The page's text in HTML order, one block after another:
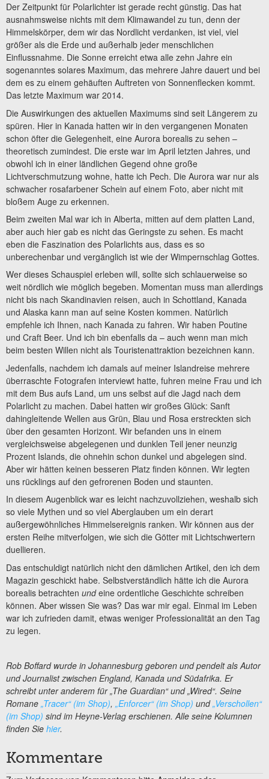
Der Zeitpunkt für Polarlichter ist gerade recht günstig. Das hat
ausnahmsweise nichts mit dem Klimawandel zu tun, denn der
Himmelskörper, dem wir das Nordlicht verdanken, ist viel, viel
größer als die Erde und außerhalb jeder menschlichen
Einflussnahme. Die Sonne erreicht etwa alle zehn Jahre ein
sogenanntes solares Maximum, das mehrere Jahre dauert und bei
dem es zu einem gehäuften Auftreten von Sonnenflecken kommt.
Das letzte Maximum war 2014.
Die Auswirkungen des aktuellen Maximums sind seit Längerem zu
spüren. Hier in Kanada hatten wir in den vergangenen Monaten
schon öfter die Gelegenheit, eine Aurora borealis zu sehen –
theoretisch zumindest. Die erste war im April letzten Jahres, und
obwohl ich in einer ländlichen Gegend ohne große
Lichtverschmutzung wohne, hatte ich Pech. Die Aurora war nur als
schwacher rosafarbener Schein auf einem Foto, aber nicht mit
bloßem Auge zu erkennen.
Beim zweiten Mal war ich in Alberta, mitten auf dem platten Land,
aber auch hier gab es nicht das Geringste zu sehen. Es macht
eben die Faszination des Polarlichts aus, dass es so
unberechenbar und vergänglich ist wie der Wimpernschlag Gottes.
Wer dieses Schauspiel erleben will, sollte sich schlauerweise so
weit nördlich wie möglich begeben. Momentan muss man allerdings
nicht bis nach Skandinavien reisen, auch in Schottland, Kanada
und Alaska kann man auf seine Kosten kommen. Natürlich
empfehle ich Ihnen, nach Kanada zu fahren. Wir haben Poutine
und Craft Beer. Und ich bin ebenfalls da – auch wenn man mich
beim besten Willen nicht als Touristenattraktion bezeichnen kann.
Jedenfalls, nachdem ich damals auf meiner Islandreise mehrere
überraschte Fotografen interviewt hatte, fuhren meine Frau und ich
mit dem Bus aufs Land, um uns selbst auf die Jagd nach dem
Polarlicht zu machen. Dabei hatten wir großes Glück: Sanft
dahingleitende Wellen aus Grün, Blau und Rosa erstreckten sich
über den gesamten Horizont. Wir befanden uns in einem
vergleichsweise abgelegenen und dunklen Teil jener neunzig
Prozent Islands, die ohnehin schon dunkel und abgelegen sind.
Aber wir hätten keinen besseren Platz finden können. Wir legten
uns rücklings auf den gefrorenen Boden und staunten.
In diesem Augenblick war es leicht nachzuvollziehen, weshalb sich
so viele Mythen und so viel Aberglauben um ein derart
außergewöhnliches Himmelsereignis ranken. Wir können aus der
ersten Reihe mitverfolgen, wie sich die Götter mit Lichtschwertern
duellieren.
Das entschuldigt natürlich nicht den dämlichen Artikel, den ich dem
Magazin geschickt habe. Selbstverständlich hätte ich die Aurora
borealis betrachten undeine ordentliche Geschichte schreiben
können. Aber wissen Sie was? Das war mir egal. Einmal im Leben
war ich zufrieden damit, etwas weniger Professionalität an den Tag
zu legen.
Rob Boffard wurde in Johannesburg geboren und pendelt als Autor
und Journalist zwischen England, Kanada und Südafrika. Er
schreibt unter anderem für „The Guardian“ und „Wired“. Seine
Romane „Tracer“ (im Shop), „Enforcer“ (im Shop) und„Verschollen“
(im Shop) sind im Heyne-Verlag erschienen. Alle seine Kolumnen
finden Sie hier.
Kommentare